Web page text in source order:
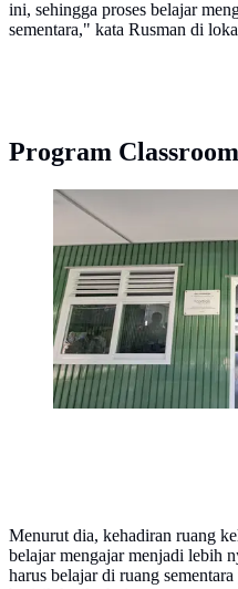
ini, sehingga proses belajar
sementara," kata Rusman di
Program
Empat ruang kelas
Classroom of Hope,
yang berfokus pada
bagi komunitas
(Liputan6.com/Winda
Menurut dia, kehadiran ruang
belajar mengajar menjadi lebih
harus belajar di ruang